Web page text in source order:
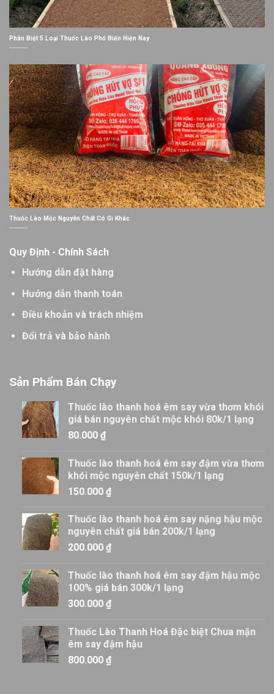
Sản Phẩm Bán Chạy
Thuốc lào thanh hoá êm say vừa thơm khói
giá bán nguyên chất mộc khói 80k/1 lạng
80.000 ₫
Thuốc lào thanh hoá êm say đậm vừa thơm
khói mộc nguyên chất 150k/1 lạng
150.000 ₫
Thuốc lào thanh hoá êm say nặng hậu mộc
nguyên chất giá bán 200k/1 lạng
200.000 ₫
Thuốc lào thanh hoá êm say đậm hậu mộc
100% giá bán 300k/1 lạng
300.000 ₫
Thuốc Lào Thanh Hoá Đặc biệt Chua mặn
êm say đậm hậu
800.000 ₫
Phân Biệt 5 Loại Thuốc Lào Phổ Biến Hiện Nay
Thuốc Lào Mộc Nguyên Chất Có Gì Khác
Quy Định - Chính Sách
Hướng dẫn đặt hàng
Hướng dẫn thanh toán
Điều khoản và trách nhiệm
Đổi trả và bảo hành